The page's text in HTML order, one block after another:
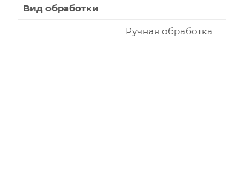
Вид обработки
Ручная обработка